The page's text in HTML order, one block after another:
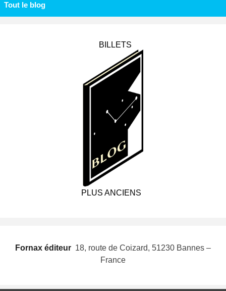
Tout le blog
BILLETS
PLUS ANCIENS
Fornax éditeur  18, route de Coizard, 51230 Bannes –
France